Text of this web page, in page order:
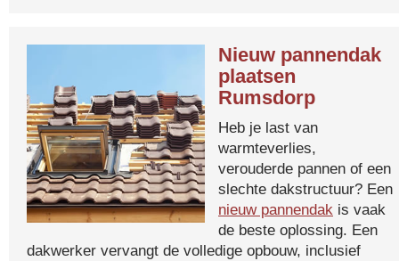
Nieuw pannendak
plaatsen
Rumsdorp
Heb je last van
warmteverlies,
verouderde pannen of een
slechte dakstructuur? Een
nieuw pannendak is vaak
de beste oplossing. Een
dakwerker vervangt de volledige opbouw, inclusief